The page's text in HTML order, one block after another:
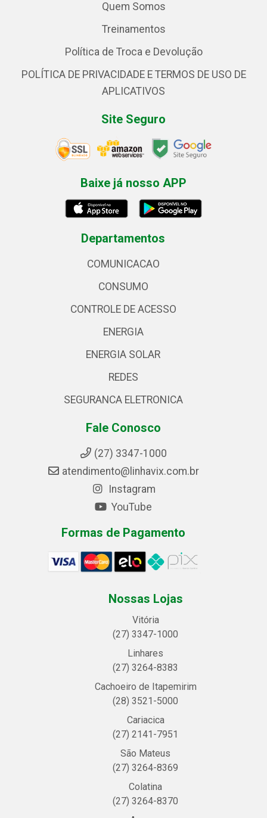
Quem Somos
Treinamentos
Política de Troca e Devolução
POLÍTICA DE PRIVACIDADE E TERMOS DE USO DE
APLICATIVOS
Site Seguro
Baixe já nosso APP
Departamentos
COMUNICACAO
CONSUMO
CONTROLE DE ACESSO
ENERGIA
ENERGIA SOLAR
REDES
SEGURANCA ELETRONICA
Fale Conosco
(27) 3347-1000
atendimento@linhavix.com.br
Instagram
YouTube
Formas de Pagamento
Nossas Lojas
Vitória
(27) 3347-1000
Linhares
(27) 3264-8383
Cachoeiro de Itapemirim
(28) 3521-5000
Cariacica
(27) 2141-7951
São Mateus
(27) 3264-8369
Colatina
(27) 3264-8370